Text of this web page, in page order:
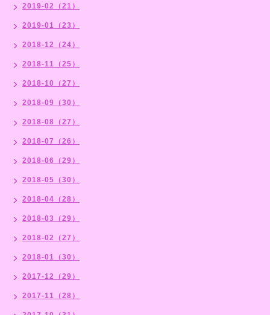
2019-02（21）
2019-01（23）
2018-12（24）
2018-11（25）
2018-10（27）
2018-09（30）
2018-08（27）
2018-07（26）
2018-06（29）
2018-05（30）
2018-04（28）
2018-03（29）
2018-02（27）
2018-01（30）
2017-12（29）
2017-11（28）